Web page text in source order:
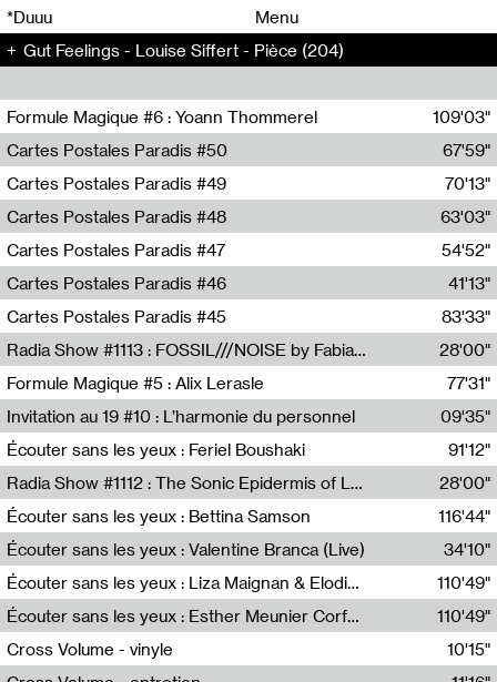
*Duuu
Menu
Gut Feelings - Louise Siffert - Pièce (204)
Formule Magique #6 : Yoann Thommerel
Nathalie Lacroix,Yoann Thommerel
109'03"
Cartes Postales Paradis #50
Zoé Leroux
67'59"
Cartes Postales Paradis #49
Aurore Portales
70'13"
Cartes Postales Paradis #48
Mathias Dupaquier
63'03"
Cartes Postales Paradis #47
Raymond Engramer
54'52"
Cartes Postales Paradis #46
Sarah Banville
41'13"
Cartes Postales Paradis #45
Mateo Cuin
83'33"
Radia Show #1113 : FOSSIL///NOISE by Fabiana Gibim / Wave Farm
Wave Farm
28'00"
Formule Magique #5 : Alix Lerasle
Nathalie Lacroix
77'31"
Invitation au 19 #10 : L’harmonie du personnel
19, CRAC
09'35"
Écouter sans les yeux : Feriel Boushaki
Feriel Boushaki
91'12"
Radia Show #1112 : The Sonic Epidermis of Lake Léman by Paul Courlet / Guest Slot
28'00"
Écouter sans les yeux : Bettina Samson
Bettina Samson
116'44"
Écouter sans les yeux : Valentine Branca (Live)
Valentine Branca
34'10"
Écouter sans les yeux : Liza Maignan & Elodie Lecat
Liza Maignan,Elodie Lecat
110'49"
Écouter sans les yeux : Esther Meunier Corfdyr
Esther Meunier Corfdyr
110'49"
Cross Volume - vinyle
10'15"
00 00
00 00